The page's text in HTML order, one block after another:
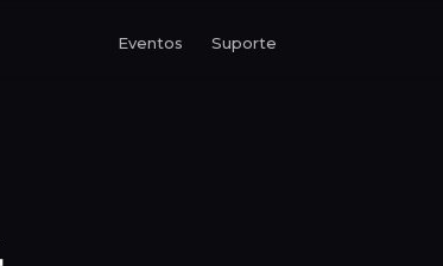
Eventos Suporte